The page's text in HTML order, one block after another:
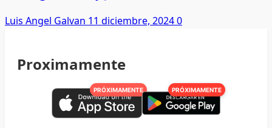
para
atender
la
Luis Angel Galvan 11 diciembre, 20240
Proximamente
PRÓXIMAMENTE PRÓXIMAMENTE